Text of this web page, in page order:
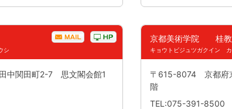
シ
中関田町2-7 思文閣会館1
京都美術学院 桂教
キョウトビジュツガクイン
〒615-8074 京都府
階
TEL:075-391-8500